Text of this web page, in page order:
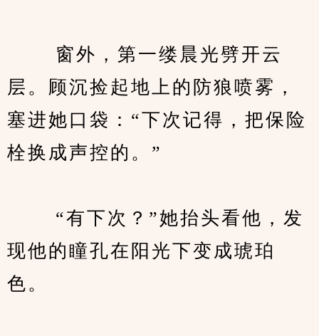
窗外，第一缕晨光劈开云
层。顾沉捡起地上的防狼喷雾，
塞进她口袋：“下次记得，把保险
栓换成声控的。”
“有下次？”她抬头看他，发
现他的瞳孔在阳光下变成琥珀
色。